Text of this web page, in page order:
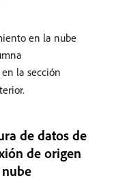
en la nube
la sección
de datos de
de origen